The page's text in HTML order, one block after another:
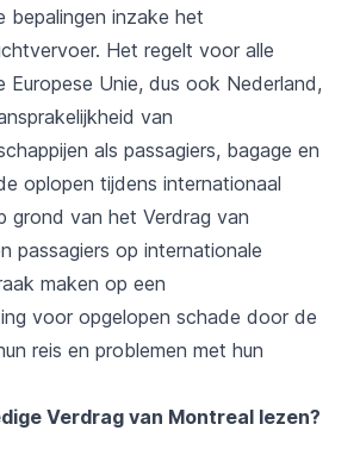
bepalingen inzake het
Het regelt voor alle
Europese Unie, dus ook Nederland,
van
als passagiers, bagage en
oplopen tijdens internationaal
grond van het Verdrag van
passagiers op internationale
maken op een
voor opgelopen schade door de
reis en problemen met hun
Verdrag van Montreal lezen?